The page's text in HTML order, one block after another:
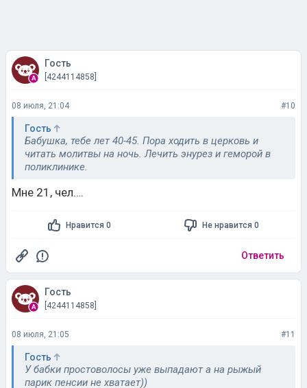
Гость
[4244114858]
08 июля, 21:04 #10
Гость
Бабушка, тебе лет 40-45. Пора ходить в церковь и
читать молитвы на ночь. Лечить энурез и геморой в
поликлинике.
Мне 21, чел….
Нравится 0 Не нравится 0
Ответить
Гость
[4244114858]
08 июля, 21:05 #11
Гость
У бабки простоволосы уже выпадают а на рыжый
парик пенсии не хватает))